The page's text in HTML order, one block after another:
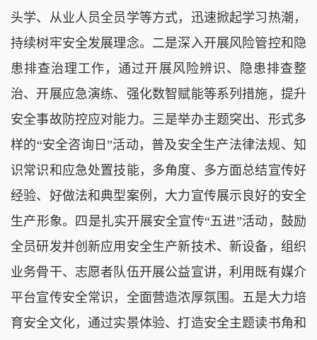
头学、从业人员全员学等方式，迅速掀起学习热潮，
持续树牢安全发展理念。 二是深入开展风险管控和隐
患排查治理工作，通过开展风险辨识、隐患排查整
治、开展应急演练、强化数智赋能等系列措施，提升
安全事故防控应对能力。 三是举办主题突出、形式多
样的“安全咨询日”活动， 普及安全生产法律法规、知
识常识和应急处置技能， 多角度、多方面总结宣传好
经验、好做法和典型案例，大力宣传展示良好的安全
生产形象。
四是扎实开展安全宣传“五进”活动，鼓励
全员研发并创新应用安全生产新技术、新设备，组织
业务骨干、志愿者队伍开展公益宣讲，利用既有媒介
平台宣传安全常识，全面营造浓厚氛围。 五是大力培
育安全文化，通过实景体验、打造安全主题读书角和